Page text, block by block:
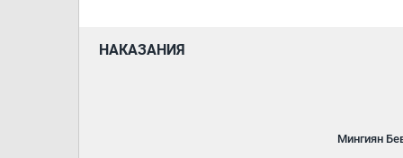
НАКАЗАНИЯ
Мингиян